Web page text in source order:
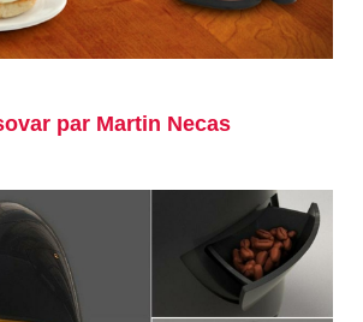
par Martin Necas